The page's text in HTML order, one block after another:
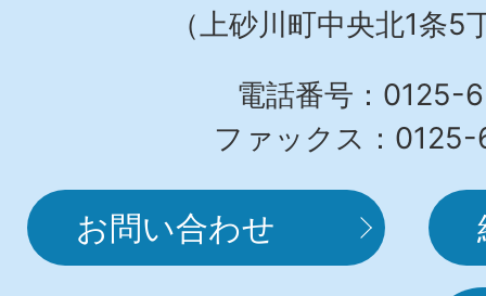
（上砂川町中央北1条5
電話番号：0125-
ファックス：
お問い合わせ